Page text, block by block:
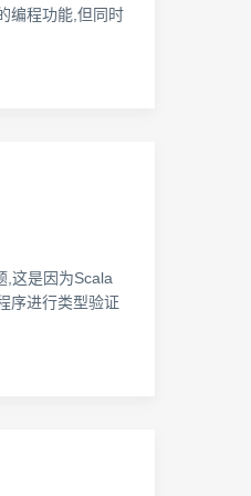
编程功能,但同时
,这是因为Scala
序进行类型验证